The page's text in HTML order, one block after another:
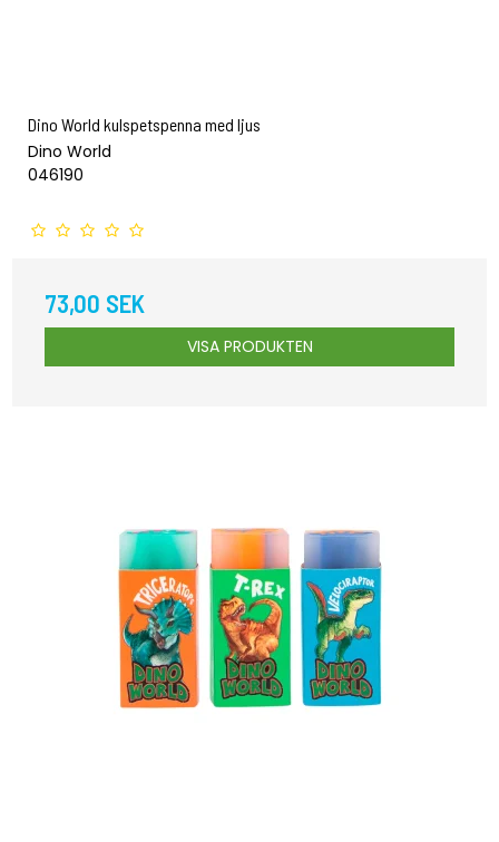
Dino World kulspetspenna med ljus
Dino World
046190
73,00 SEK
VISA PRODUKTEN